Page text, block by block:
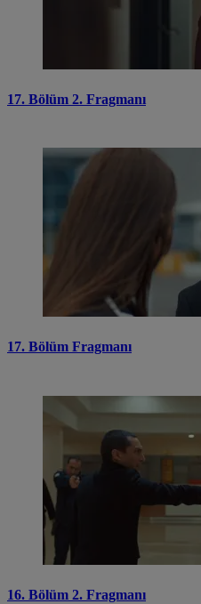
17. Bölüm 2. Fragmanı
17. Bölüm Fragmanı
16. Bölüm 2. Fragmanı